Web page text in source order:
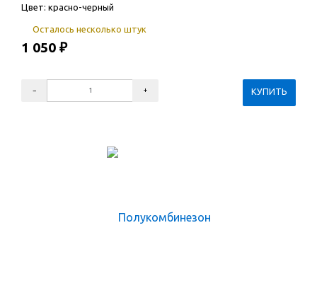
Цвет: красно-черный
Осталось несколько штук
1 050 ₽